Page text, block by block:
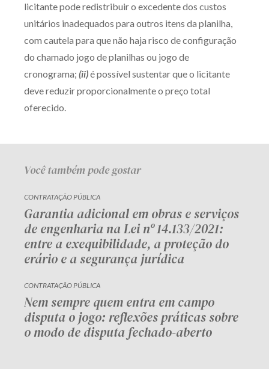
Av. Sete de Setembro, 4698
Batel Curitiba/PR CEP80240-000
Telefone (41) 2109-8666
Whatsapp (41) 98881-6616
licitante pode redistribuir o excedente dos custos
unitários inadequados para outros itens da planilha,
com cautela para que não haja risco de configuração
do chamado jogo de planilhas ou jogo de
cronograma; (ii)é possível sustentar que o licitante
deve reduzir proporcionalmente o preço total
oferecido.
Você também pode gostar
CONTRATAÇÃO PÚBLICA
Garantia adicional em obras e serviços
de engenharia na Lei nº 14.133/2021:
entre a exequibilidade, a proteção do
erário e a segurança jurídica
CONTRATAÇÃO PÚBLICA
Nem sempre quem entra em campo
disputa o jogo: reflexões práticas sobre
o modo de disputa fechado-aberto